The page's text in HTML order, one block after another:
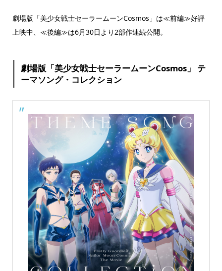
劇場版「美少女戦士セーラームーンCosmos」は≪前編≫好評
上映中、≪後編≫は6月30日より2部作連続公開。
劇場版「美少女戦士セーラームーンCosmos」 テ
ーマソング・コレクション